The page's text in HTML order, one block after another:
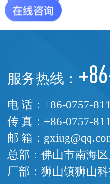
服务热线：
电 话：+86-0757-
传 真：+86-0757-
邮 箱：
总部：佛山市南海
厂部：狮山镇狮山